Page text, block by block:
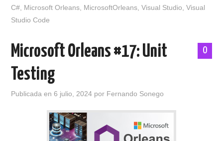
C#, Microsoft Orleans, MicrosoftOrleans,Visual Studio,Visual
Studio Code
0
Microsoft Orleans #17: Unit
Testing
Publicada en6 julio, 2024 por Fernando Sonego